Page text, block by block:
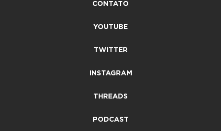
CONTATO
YOUTUBE
TWITTER
INSTAGRAM
THREADS
PODCAST